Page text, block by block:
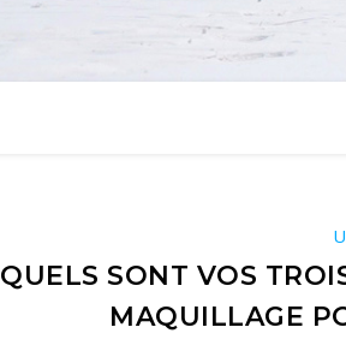
QUELS SONT VOS
MAQUILLAGE